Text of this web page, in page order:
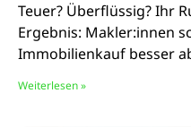
Teuer? Überflüssig? Ihr
Ergebnis: Makler:innen
Immobilienkauf besser
Weiterlesen »